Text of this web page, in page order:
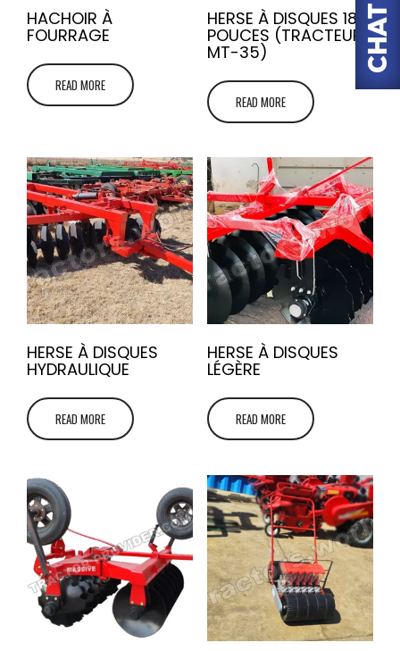
HACHOIR À
FOURRAGE
READ MORE
HERSE À DISQUES 18
POUCES (TRACTEUR
MT-35)
READ MORE
HERSE À DISQUES
HYDRAULIQUE
READ MORE
HERSE À DISQUES
LÉGÈRE
READ MORE